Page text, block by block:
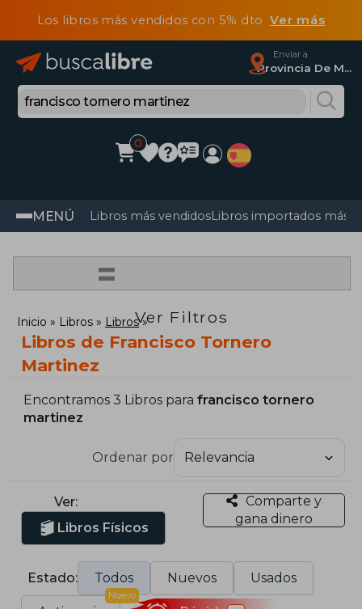
Los libros más vendidos con 5% dtoVer más
Enviar a
Provincia De Madrid
0
MENÚ Libros más vendidosLibros importados más
=
Ver Filtros
Inicio Libros Libros
Libros de Francisco Tornero
Martinez
Encontramos 3 Libros parafrancisco tornero
martinez
Ordenar por
Ver:
Libros Físicos
Comparte y
gana dinero
Estado: Todos Nuevos Usados
Nuevo